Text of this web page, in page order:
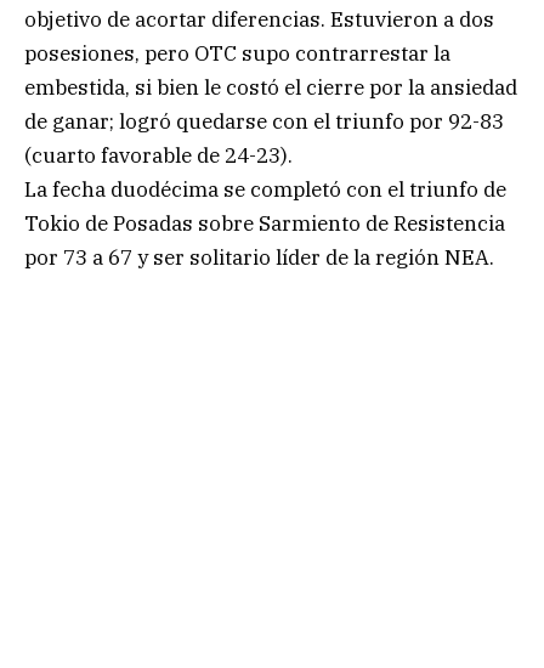
objetivo de acortar diferencias. Estuvieron a dos
posesiones, pero OTC supo contrarrestar la
embestida, si bien le costó el cierre por la ansiedad
de ganar; logró quedarse con el triunfo por 92-83
(cuarto favorable de 24-23).
La fecha duodécima se completó con el triunfo de
Tokio de Posadas sobre Sarmiento de Resistencia
por 73 a 67 y ser solitario líder de la región NEA.